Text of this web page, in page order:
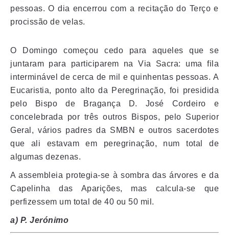
pessoas. O dia encerrou com a recitação do Terço e
procissão de velas.
O Domingo começou cedo para aqueles que se
juntaram para participarem na Via Sacra: uma fila
interminável de cerca de mil e quinhentas pessoas. A
Eucaristia, ponto alto da Peregrinação, foi presidida
pelo Bispo de Bragança D. José Cordeiro e
concelebrada por três outros Bispos, pelo Superior
Geral, vários padres da SMBN e outros sacerdotes
que ali estavam em peregrinação, num total de
algumas dezenas.
A assembleia protegia-se à sombra das árvores e da
Capelinha das Aparições, mas calcula-se que
perfizessem um total de 40 ou 50 mil.
a) P. Jerónimo